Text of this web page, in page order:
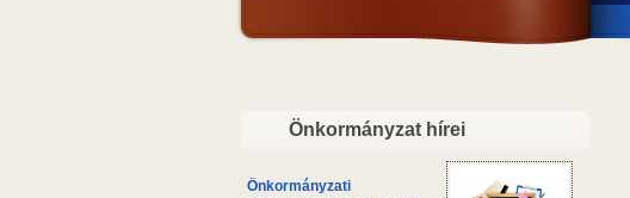
Önkormányzat hírei
Önkormányzati